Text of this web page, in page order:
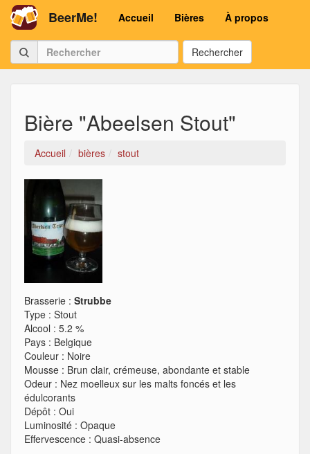
BeerMe! Accueil Bières À propos
Rechercher
Bière "Abeelsen Stout"
Accueil bières stout
Brasserie : Strubbe
Type : Stout
Alcool : 5.2 %
Pays : Belgique
Couleur : Noire
Mousse : Brun clair, crémeuse, abondante et stable
Odeur : Nez moelleux sur les malts foncés et les
édulcorants
Dépôt : Oui
Luminosité : Opaque
Effervescence : Quasi-absence